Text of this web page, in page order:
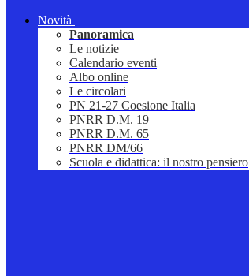
Novità
Panoramica
Le notizie
Calendario eventi
Albo online
Le circolari
PN 21-27 Coesione Italia
PNRR D.M. 19
PNRR D.M. 65
PNRR DM/66
Scuola e didattica: il nostro pensiero